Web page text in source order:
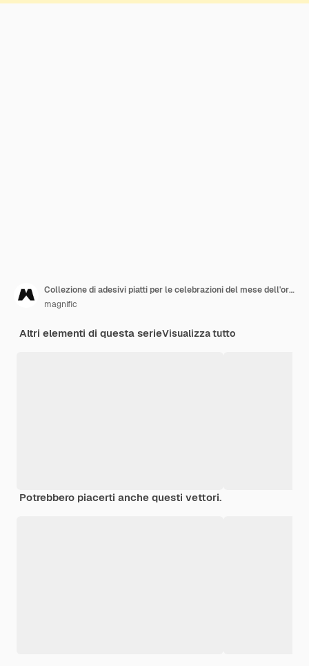
Collezione di adesivi piatti per le celebrazioni del mese dell'orgoglio
magnific
Altri elementi di questa serieVisualizza tutto
Potrebbero piacerti anche questi vettori.